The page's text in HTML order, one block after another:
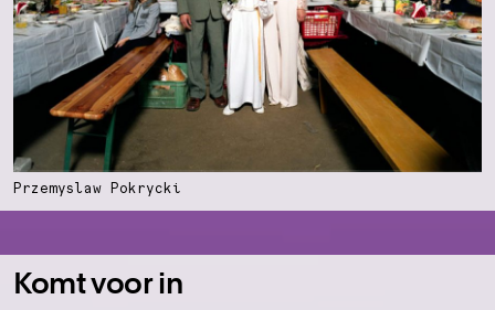
Przemyslaw Pokrycki
Komt voor in